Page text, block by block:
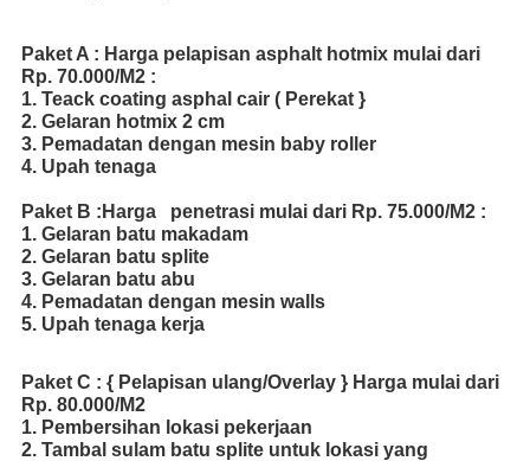
Paket A : Harga pelapisan asphalt hotmix mulai dari
Rp. 70.000/M2 :
1. Teack coating asphal cair ( Perekat }
2. Gelaran hotmix 2 cm
3. Pemadatan dengan mesin baby roller
4. Upah tenaga
Paket B :Harga penetrasi mulai dari Rp. 75.000/M2 :
1. Gelaran batu makadam
2. Gelaran batu splite
3. Gelaran batu abu
4. Pemadatan dengan mesin walls
5. Upah tenaga kerja
Paket C : { Pelapisan ulang/Overlay } Harga mulai dari
Rp. 80.000/M2
1. Pembersihan lokasi pekerjaan
2. Tambal sulam batu splite untuk lokasi yang